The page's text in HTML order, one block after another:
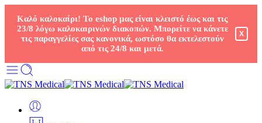
Καλό καλοκαίρι! Το eshop μας είναι κλειστό έως και τις
23/8 λόγω καλοκαιρινών διακοπών. Μπορείτε να κάνετε
τις παραγγελίες σας κανονικά, ωστόσο θα εκτελεστούν
από τις 24/8 και μετά.
X